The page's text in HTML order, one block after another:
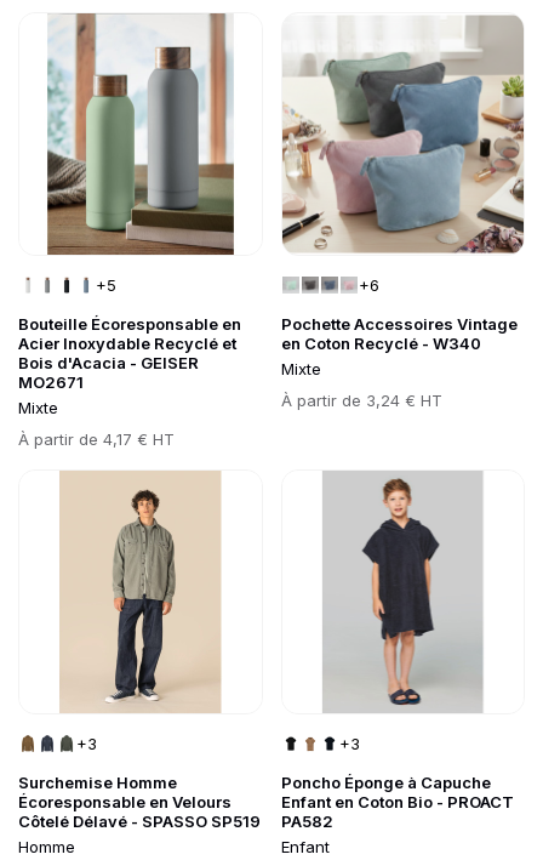
Bouteille Écoresponsable en
Acier Inoxydable Recyclé et
Bois d'Acacia - GEISER
MO2671
Mixte
Prix
À partir de 4,17 € HT
+5
Go to product page
Pochette Accessoires Vintage
en Coton Recyclé - W340
Mixte
Prix
À partir de 3,24 € HT
+6
Surchemise Homme
Écoresponsable en Velours
Côtelé Délavé - SPASSO SP519
Homme
+3
Go to product page
Poncho Éponge à Capuche
Enfant en Coton Bio - PROACT
PA582
Enfant
+3
Go to product page